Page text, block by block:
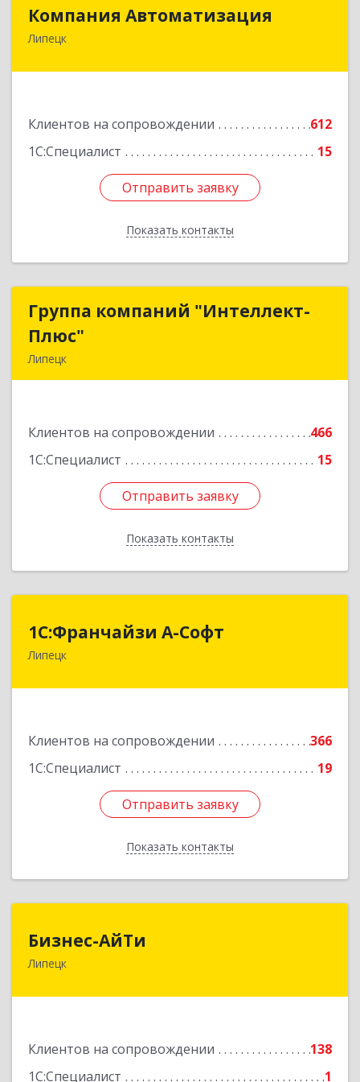
Компания Автоматизация
Липецк
Клиентов на сопровождении
612
1С:Специалист
15
Отправить заявку
Показать контакты
398001, Липецкая обл, Липецк г, Победы пл,
Отправить заявку
Назад
Группа компаний "Интеллект-
Плюс"
Липецк
Клиентов на сопровождении
466
1С:Специалист
15
Отправить заявку
Показать контакты
Группа компаний "Интеллект-
Подробнее
Отправить заявку
Назад
1С:Франчайзи А-Софт
Липецк
Клиентов на сопровождении
366
1С:Специалист
19
Отправить заявку
Показать контакты
1С:Франчайзи А-Софт
398059, Липецкая обл, Липецк г, Фрунзе ул,
Отправить заявку
Назад
Бизнес-АйТи
Липецк
Клиентов на сопровождении
138
1С:Специалист
1
398008, Липецкая обл, Липецк г, 50 лет НЛМК